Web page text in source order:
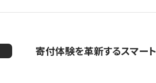
寄付体験を革新するスマート